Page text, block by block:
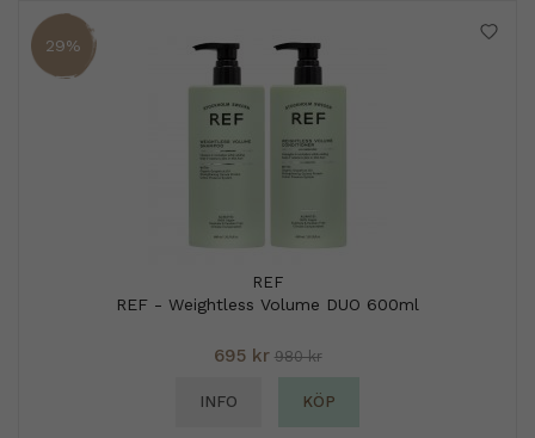
29%
REF
REF - Weightless Volume DUO 600ml
695 kr 980 kr
INFO KÖP